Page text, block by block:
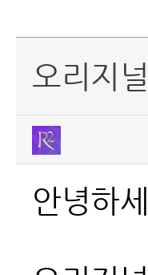
오리지
안녕하